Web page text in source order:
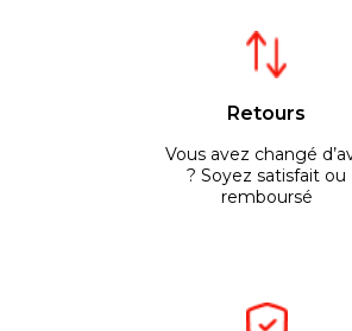
Retours
Vous avez changé
? Soyez satisfait ou
remboursé